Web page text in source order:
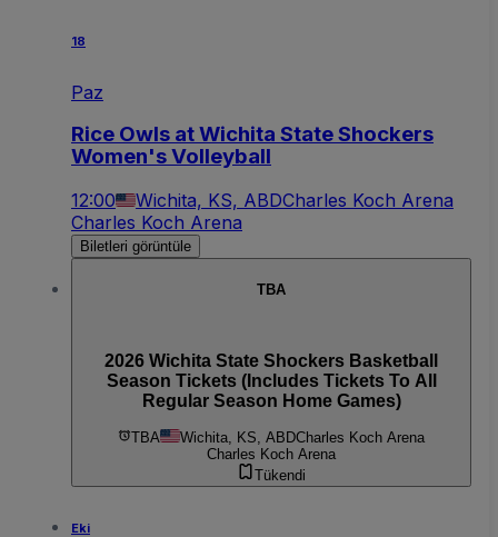
18
Paz
Rice Owls at Wichita State Shockers
Women's Volleyball
12:00 Wichita, KS, ABDCharles Koch Arena
Charles Koch Arena
Biletleri görüntüle
TBA
2026 Wichita State Shockers Basketball
Season Tickets (Includes Tickets To All
Regular Season Home Games)
TBA Wichita, KS, ABDCharles Koch Arena
Charles Koch Arena
Tükendi
Eki